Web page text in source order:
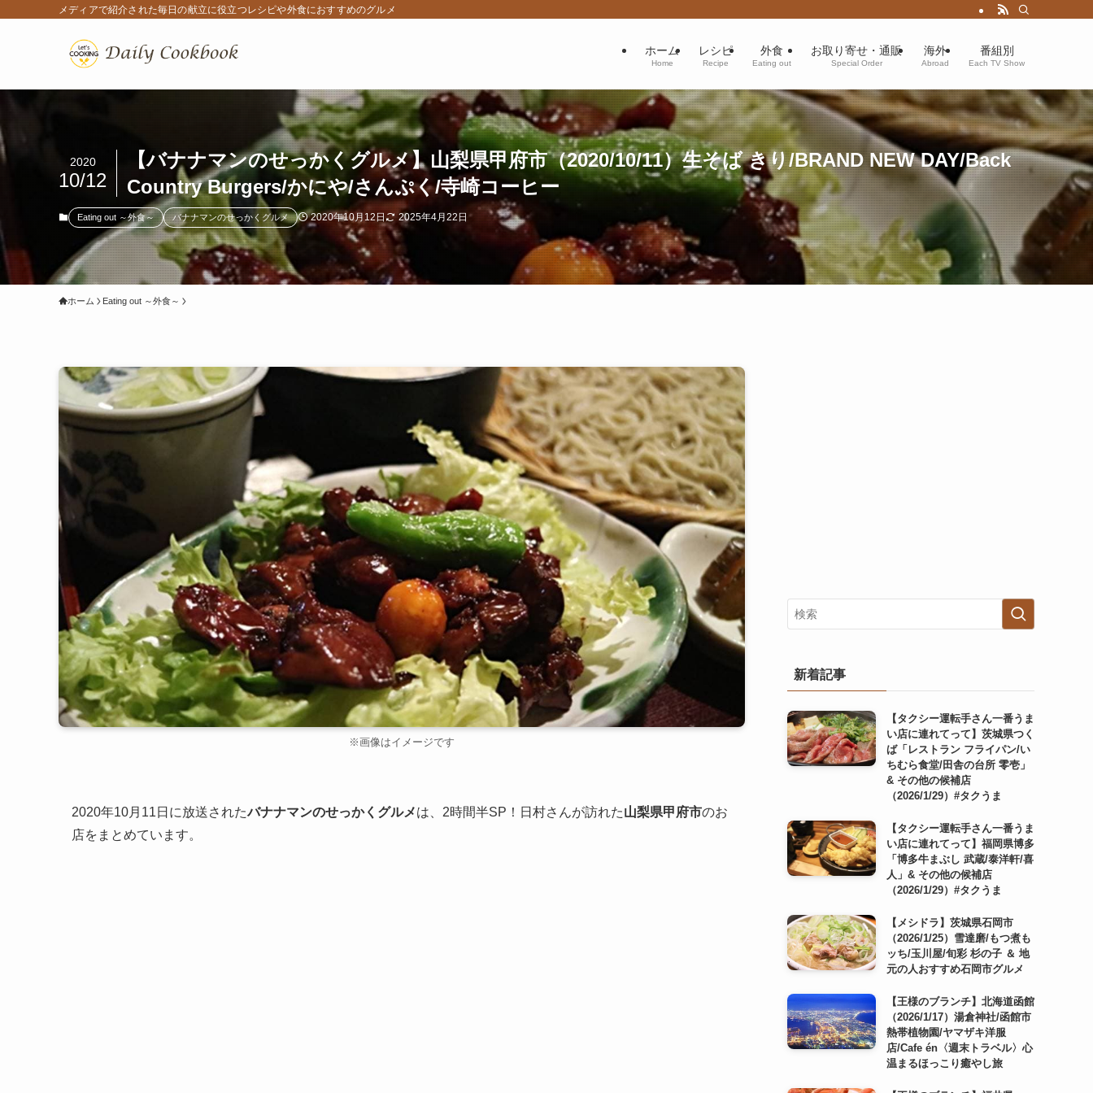
メディアで紹介された毎日の献立に役立つレシピや外食におすすめのグルメ
ホーム
Home
レシピ
Recipe
外食
Eating out
お取り寄せ・通販
Special Order
海外
Abroad
番組別
Each TV Show
【バナナマンのせっかくグルメ】山梨県甲府市（2020/10/11）生そば きり/BRAND NEW DAY/Back
Country Burgers/かにや/さんぷく/寺崎コーヒー
2020
10/12
Eating out ～外食～ バナナマンのせっかくグルメ 2020年10月12日 2025年4月22日
ホーム Eating out ～外食～
※画像はイメージです
2020年10月11日に放送されたバナナマンのせっかくグルメは、2時間半SP！日村さんが訪れた山梨県甲府市のお
店をまとめています。
新着記事
【タクシー運転手さん一番うま
い店に連れてって】茨城県つく
ば「レストラン フライパン/い
ちむら食堂/田舎の台所 零壱」
& その他の候補店
（2026/1/29）#タクうま
【タクシー運転手さん一番うま
い店に連れてって】福岡県博多
「博多牛まぶし 武蔵/泰洋軒/喜
人」& その他の候補店
（2026/1/29）#タクうま
【メシドラ】茨城県石岡市
（2026/1/25）雪達磨/もつ煮も
ッち/玉川屋/旬彩 杉の子 ＆ 地
元の人おすすめ石岡市グルメ
【王様のブランチ】北海道函館
（2026/1/17）湯倉神社/函館市
熱帯植物園/ヤマザキ洋服
店/Cafe én〈週末トラベル〉心
温まるほっこり癒やし旅